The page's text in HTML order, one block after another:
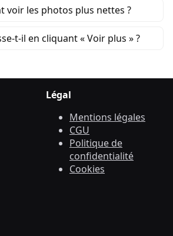
voir les photos plus nettes ?
en cliquant « Voir plus » ?
Légal
Mentions légales
CGU
Politique de
confidentialité
Cookies